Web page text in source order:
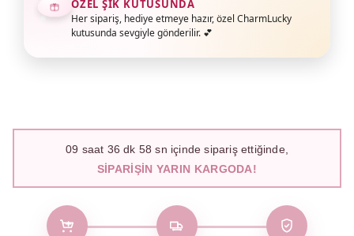
ÖZEL ŞIK KUTUSUNDA
Her sipariş, hediye etmeye hazır, özel CharmLucky
kutusunda sevgiyle gönderilir. 💕
09 saat 36 dk 57 sn içinde sipariş ettiğinde,
SIPARIŞIN YARIN KARGODA!